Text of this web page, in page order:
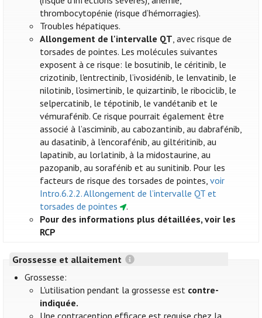
thrombocytopénie (risque d’hémorragies).
Troubles hépatiques.
Allongement de l'intervalle QT, avec risque de
torsades de pointes. Les molécules suivantes
exposent à ce risque: le bosutinib, le céritinib, le
crizotinib, l'entrectinib, l’ivosidénib, le lenvatinib, le
nilotinib, l'osimertinib, le quizartinib, le ribociclib, le
selpercatinib, le tépotinib, le vandétanib et le
vémurafénib. Ce risque pourrait également être
associé à l’asciminib, au cabozantinib, au dabrafénib,
au dasatinib, à l'encorafénib, au giltéritinib, au
lapatinib, au lorlatinib, à la midostaurine, au
pazopanib, au sorafénib et au sunitinib. Pour les
facteurs de risque des torsades de pointes,voir
Intro.6.2.2. Allongement de l’intervalle QT et
torsades de pointes
.
Pour des informations plus détaillées, voir les
RCP
Grossesse et allaitement
Grossesse:
L'utilisation pendant la grossesse est contre-
indiquée.